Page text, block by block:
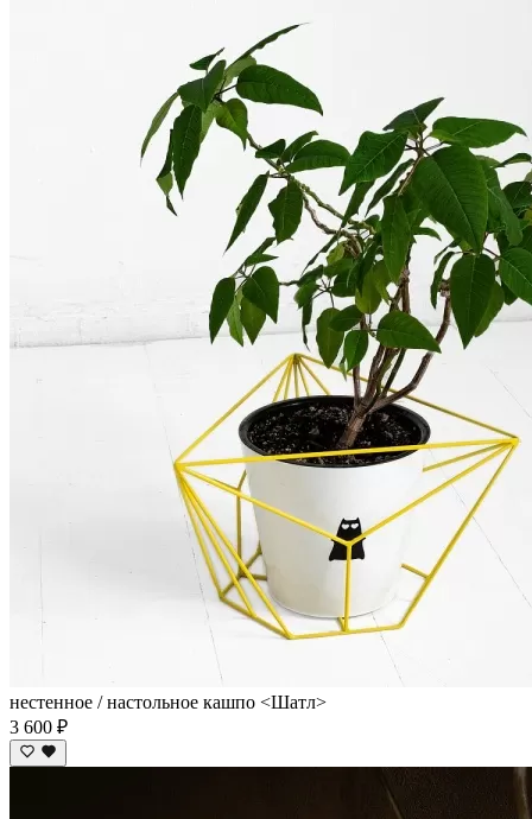
нестенное / настольное кашпо <Шатл>
3 600 ₽